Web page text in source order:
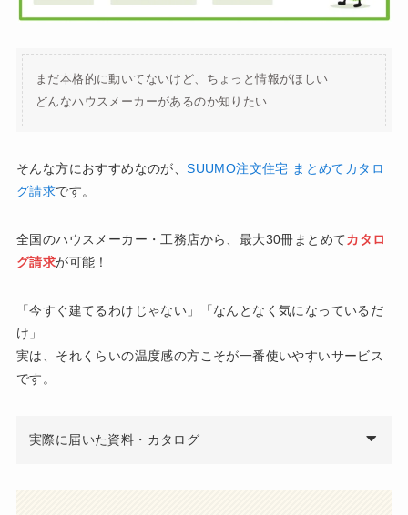
まだ本格的に動いてないけど、ちょっと情報がほしい
どんなハウスメーカーがあるのか知りたい
そんな方におすすめなのが、SUUMO注文住宅 まとめてカタロ
グ請求です。
全国のハウスメーカー・工務店から、最大30冊まとめてカタロ
グ請求が可能！
「今すぐ建てるわけじゃない」「なんとなく気になっているだ
け」
実は、それくらいの温度感の方こそが一番使いやすいサービス
です。
実際に届いた資料・カタログ